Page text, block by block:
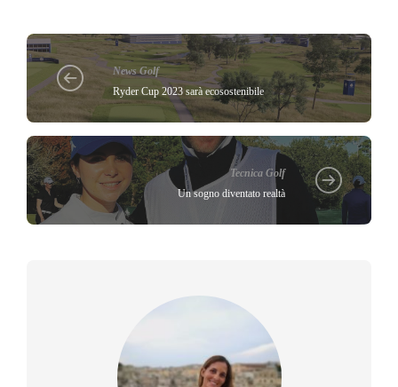
News Golf
Ryder Cup 2023 sarà ecosostenibile
Tecnica Golf
Un sogno diventato realtà